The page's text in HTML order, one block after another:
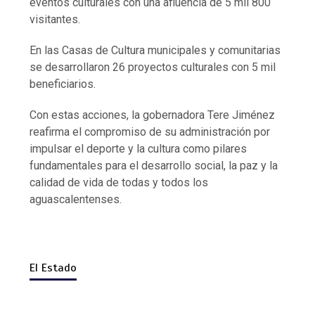
visitantes.
En las Casas de Cultura municipales y comunitarias
se desarrollaron 26 proyectos culturales con 5 mil
beneficiarios.
Con estas acciones, la gobernadora Tere Jiménez
reafirma el compromiso de su administración por
impulsar el deporte y la cultura como pilares
fundamentales para el desarrollo social, la paz y la
calidad de vida de todas y todos los
aguascalentenses.
El Estado